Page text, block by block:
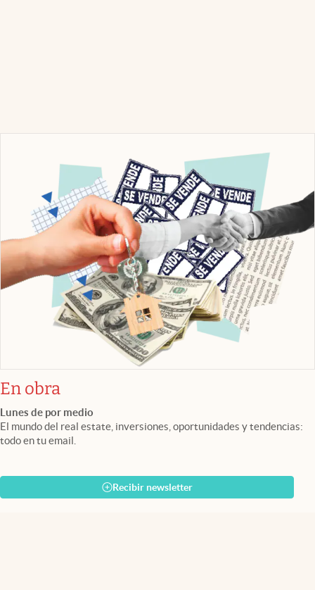
En obra
Lunes de por medio
El mundo del real estate, inversiones, oportunidades y tendencias:
todo en tu email.
Recibir newsletter